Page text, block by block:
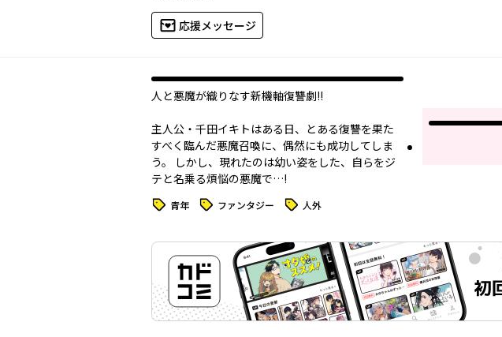
応援メッセージ
人と悪魔が織りなす新機軸復讐劇!!
主人公・千田イキトはある日、とある復讐を果た
すべく臨んだ悪魔召喚に、偶然にも成功してしま
う。 しかし、現れたのは幼い姿をした、自らをジ
テと名乗る煩悩の悪魔で…!
タグ 青年 タグ ファンタジー タグ 人外